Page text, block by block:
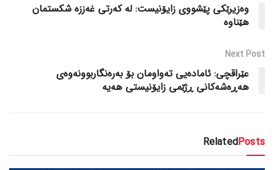
وەزیرێکی پێشووی زایۆنیست: لە کەرتی غەززە شکستمان
هێناوە
Next Post
عێراقچی: ئامادەیی تەواومان بۆ بەرەنگاربوونەوەی
هەڕەشەکانی ڕژێمی زایۆنیستی هەیە
RelatedPosts